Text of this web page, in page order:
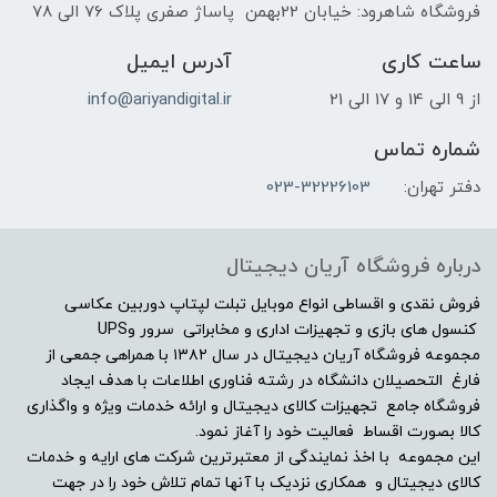
فروشگاه شاهرود: خیابان 22بهمن پاساژ صفری پلاک 76 الی 78
ساعت کاری
از 9 الی 14 و 17 الی 21
آدرس ایمیل
info@ariyandigital.ir
شماره تماس
دفتر تهران: 023-32226103
درباره فروشگاه آریان دیجیتال
فروش نقدی و اقساطی انواع موبایل تبلت لپتاپ دوربین عکاسی
کنسول های بازی و تجهیزات اداری و مخابراتی سرور وUPS
مجموعه فروشگاه آریان دیجیتال در سال ۱۳۸۲ با همراهی جمعی از
فارغ التحصیلان دانشگاه در رشته فناوری اطلاعات با هدف ایجاد
فروشگاه جامع تجهیزات کالای دیجیتال و ارائه خدمات ویژه و واگذاری
کالا بصورت اقساط فعالیت خود را آغاز نمود.
این مجموعه با اخذ نمایندگی از معتبرترین شرکت های ارایه و خدمات
کالای دیجیتال و همکاری نزدیک با آنها تمام تلاش خود را در جهت